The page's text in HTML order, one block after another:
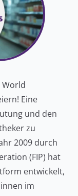
World
Eine
und den
zu
2009 durch
(FIP) hat
entwickelt,
im